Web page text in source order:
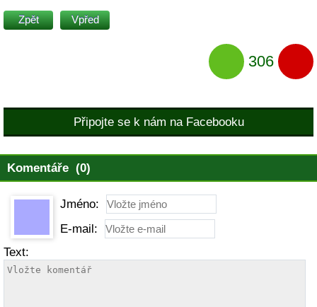
Zpět Vpřed
306
Připojte se k nám na Facebooku
Komentáře (0)
Jméno:
E-mail:
Text: